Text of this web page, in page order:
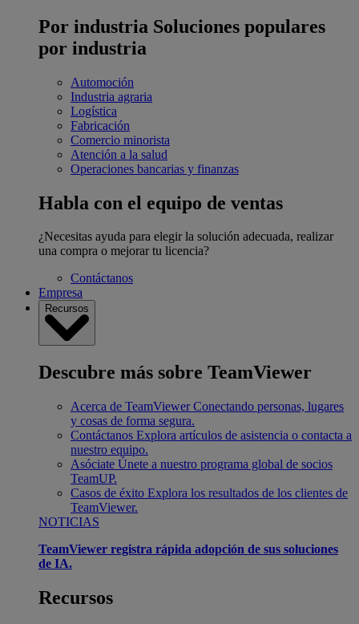
Por industria Soluciones populares
por industria
Automoción
Industria agraria
Logística
Fabricación
Comercio minorista
Atención a la salud
Operaciones bancarias y finanzas
Habla con el equipo de ventas
¿Necesitas ayuda para elegir la solución adecuada, realizar
una compra o mejorar tu licencia?
Contáctanos
Empresa
Recursos
Descubre más sobre TeamViewer
Acerca de TeamViewer Conectando personas, lugares
y cosas de forma segura.
Contáctanos Explora artículos de asistencia o contacta a
nuestro equipo.
Asóciate Únete a nuestro programa global de socios
TeamUP.
Casos de éxito Explora los resultados de los clientes de
TeamViewer.
NOTICIAS
TeamViewer registra rápida adopción de sus soluciones
de IA.
Recursos